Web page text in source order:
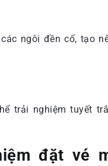
ngôi đền cổ, tạo
trải nghiệm tuyết
đặt vé